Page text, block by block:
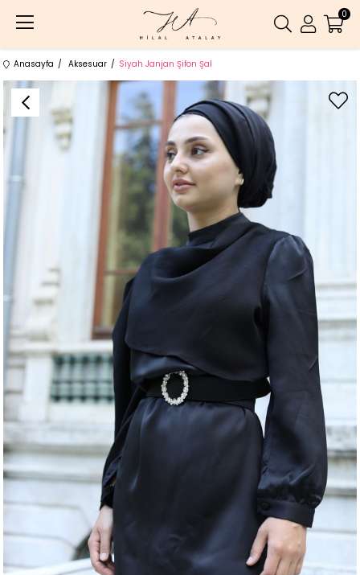
0
Anasayfa Aksesuar Siyah Janjan Şifon Şal